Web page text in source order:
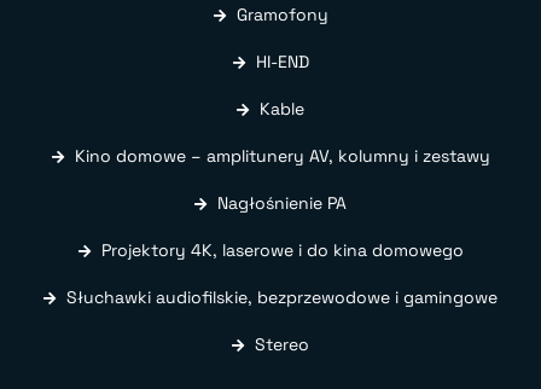
Gramofony
HI-END
Kable
Kino domowe – amplitunery AV, kolumny i zestawy
Nagłośnienie PA
Projektory 4K, laserowe i do kina domowego
Słuchawki audiofilskie, bezprzewodowe i gamingowe
Stereo